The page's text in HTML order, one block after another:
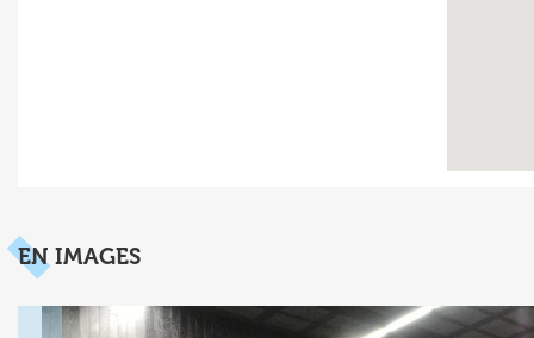
EN IMAGES